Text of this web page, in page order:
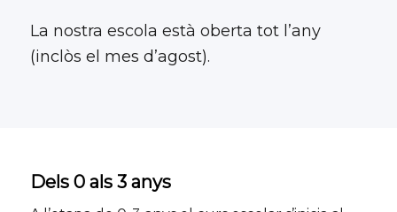
La nostra escola està oberta tot l’any
(inclòs el mes d’agost).
Dels 0 als 3 anys